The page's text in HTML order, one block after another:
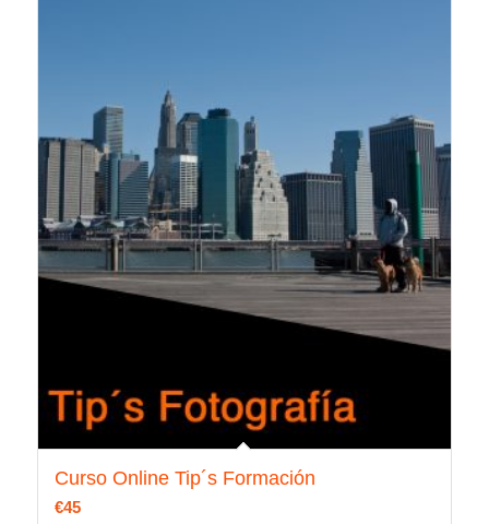
Curso Online Tip´s Formación
€45